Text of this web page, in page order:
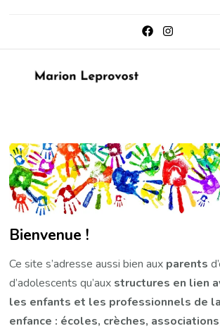
Bienvenue !
Ce site s’adresse aussi bien aux parents
d’adolescents qu’aux structures en lien
les enfants et les professionnels de
enfance : écoles, crèches,